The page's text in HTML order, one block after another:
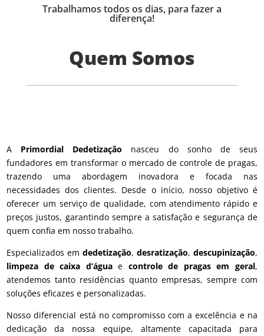
Quem Somos
Trabalhamos todos os dias, para fazer a
diferença!
A Primordial Dedetização nasceu do sonho de seus
fundadores em transformar o mercado de controle de pragas,
trazendo uma abordagem inovadora e focada nas
necessidades dos clientes. Desde o início, nosso objetivo é
oferecer um serviço de qualidade, com atendimento rápido e
preços justos, garantindo sempre a satisfação e segurança de
quem confia em nosso trabalho.
Especializados em dedetização, desratização, descupinização,
limpeza de caixa d’águae controle de pragas em geral,
atendemos tanto residências quanto empresas, sempre com
soluções eficazes e personalizadas.
Nosso diferencial está no compromisso com a excelência e na
dedicação da nossa equipe, altamente capacitada para